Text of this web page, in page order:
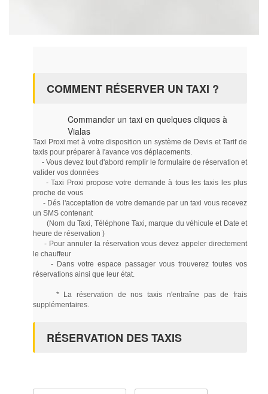
COMMENT RÉSERVER UN TAXI ?
Commander un taxi en quelques cliques à
Vialas
Taxi Proxi met à votre disposition un système de Devis et Tarif de
taxis pour préparer à l'avance vos déplacements.
- Vous devez tout d'abord remplir le formulaire de réservation et
valider vos données
- Taxi Proxi propose votre demande à tous les taxis les plus
proche de vous
- Dés l'acceptation de votre demande par un taxi vous recevez
un SMS contenant
(Nom du Taxi, Téléphone Taxi, marque du véhicule et Date et
heure de réservation )
- Pour annuler la réservation vous devez appeler directement
le chauffeur
- Dans votre espace passager vous trouverez toutes vos
réservations ainsi que leur état.
* La réservation de nos taxis n'entraîne pas de frais
supplémentaires.
RÉSERVATION DES TAXIS